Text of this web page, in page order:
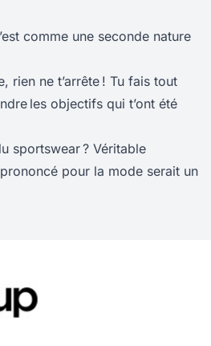
comme une seconde nature
rien ne t’arrête ! Tu fais tout
les objectifs qui t’ont été
sportswear ? Véritable
pour la mode serait un